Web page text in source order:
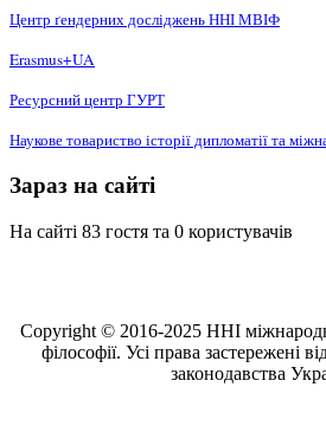
Центр ґендерних досліджень ННІ МВІФ
Erasmus+UA
Ресурсний центр ГУРТ
Наукове товариство історії дипломатії та
Зараз на сайті
На сайті 83 гостя та 0 користувачів
Copyright © 2016-2025 ННІ
філософії. Усі права застережені
законодавства